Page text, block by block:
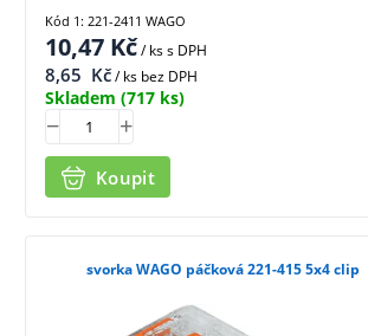
10,47 Kč/ kss DPH
8,65 Kč/ ks bez DPH
Skladem (717 ks)
Koupit
Kód 1: 221-2411 WAGO
svorka WAGO páčková 221-415 5x4 clip